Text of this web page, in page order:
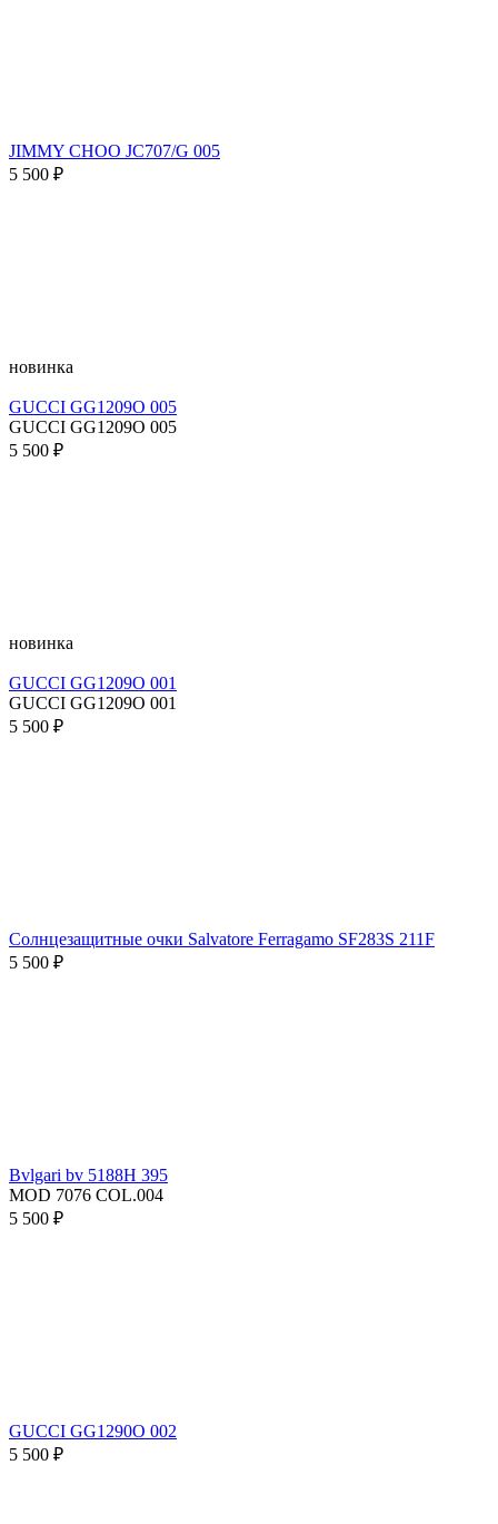
JIMMY CHOO JC707/G 005
5 500 ₽
новинка
GUCCI GG1209O 005
GUCCI GG1209O 005
5 500 ₽
новинка
GUCCI GG1209O 001
GUCCI GG1209O 001
5 500 ₽
Солнцезащитные очки Salvatore Ferragamo SF283S 211F
5 500 ₽
Bvlgari bv 5188H 395
MOD 7076 COL.004
5 500 ₽
GUCCI GG1290O 002
5 500 ₽